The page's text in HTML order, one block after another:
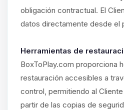
obligación contractual. El
datos directamente desde el
Herramientas de
BoxToPlay.com proporciona
restauración accesibles a
control, permitiendo al
partir de las copias de